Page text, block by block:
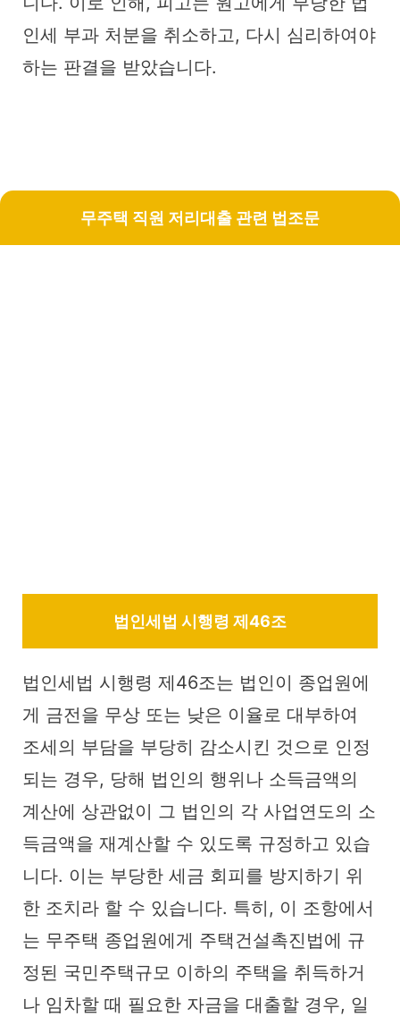
인세 부과 처분을 취소하고, 다시 심리하여야
하는 판결을 받았습니다.
무주택 직원 저리대출 관련 법조문
법인세법 시행령 제46조
법인세법 시행령 제46조는 법인이 종업원에
게 금전을 무상 또는 낮은 이율로 대부하여
조세의 부담을 부당히 감소시킨 것으로 인정
되는 경우, 당해 법인의 행위나 소득금액의
계산에 상관없이 그 법인의 각 사업연도의 소
득금액을 재계산할 수 있도록 규정하고 있습
니다. 이는 부당한 세금 회피를 방지하기 위
한 조치라 할 수 있습니다. 특히, 이 조항에서
는 무주택 종업원에게 주택건설촉진법에 규
정된 국민주택규모 이하의 주택을 취득하거
나 임차할 때 필요한 자금을 대출할 경우, 일